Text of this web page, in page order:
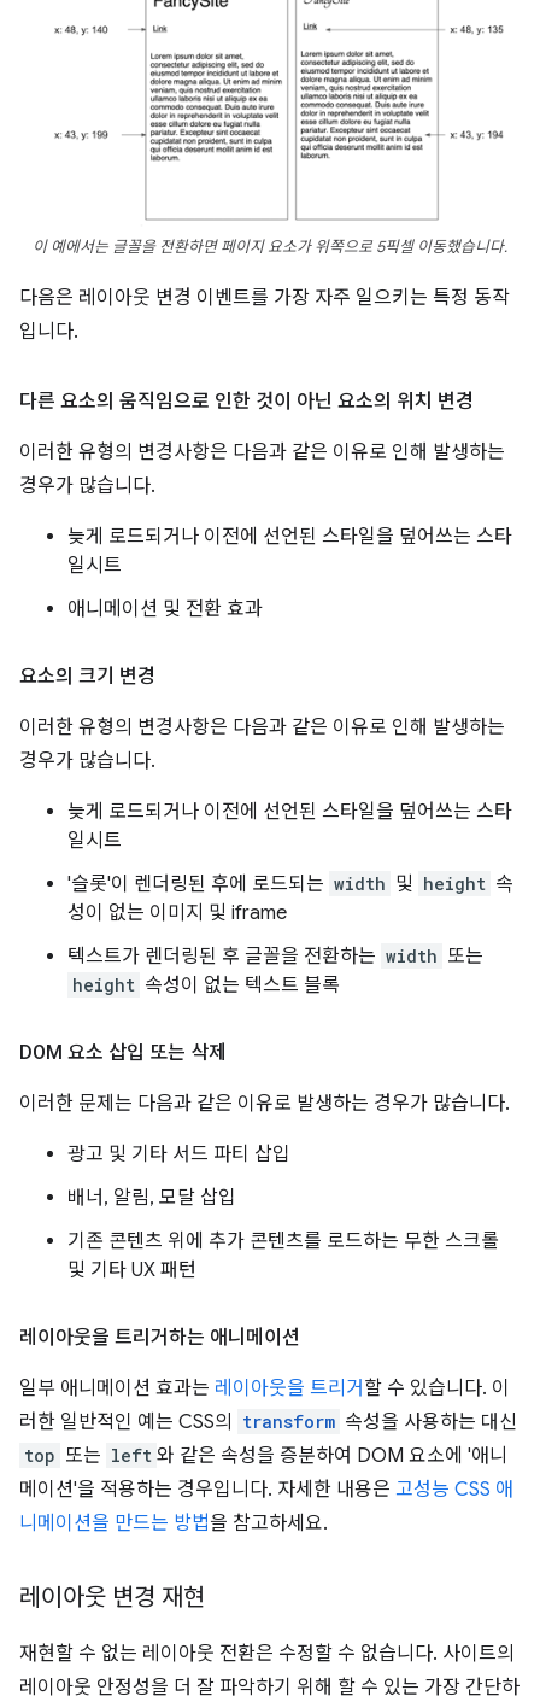
이 예에서는 글꼴을 전환하면 페이지 요소가 위쪽으로 5픽셀 이동했습니다.
다음은 레이아웃 변경 이벤트를 가장 자주 일으키는 특정 동작
입니다.
다른 요소의 움직임으로 인한 것이 아닌 요소의 위치 변경
이러한 유형의 변경사항은 다음과 같은 이유로 인해 발생하는
경우가 많습니다.
늦게 로드되거나 이전에 선언된 스타일을 덮어쓰는 스타
일시트
애니메이션 및 전환 효과
요소의 크기 변경
이러한 유형의 변경사항은 다음과 같은 이유로 인해 발생하는
경우가 많습니다.
늦게 로드되거나 이전에 선언된 스타일을 덮어쓰는 스타
일시트
'슬롯'이 렌더링된 후에 로드되는 width 및 height 속
성이 없는 이미지 및 iframe
텍스트가 렌더링된 후 글꼴을 전환하는 width 또는
height 속성이 없는 텍스트 블록
DOM 요소 삽입 또는 삭제
이러한 문제는 다음과 같은 이유로 발생하는 경우가 많습니다.
광고 및 기타 서드 파티 삽입
배너, 알림, 모달 삽입
기존 콘텐츠 위에 추가 콘텐츠를 로드하는 무한 스크롤
및 기타 UX 패턴
레이아웃을 트리거하는 애니메이션
일부 애니메이션 효과는 레이아웃을 트리거 할 수 있습니다. 이
러한 일반적인 예는 CSS의
transform 속성을 사용하는 대신
top 또는 left 와 같은 속성을 증분하여 DOM 요소에 '애니
메이션'을 적용하는 경우입니다. 자세한 내용은 고성능 CSS 애
니메이션을 만드는 방법을 참고하세요.
레이아웃 변경 재현
재현할 수 없는 레이아웃 전환은 수정할 수 없습니다. 사이트의
레이아웃 안정성을 더 잘 파악하기 위해 할 수 있는 가장 간단하